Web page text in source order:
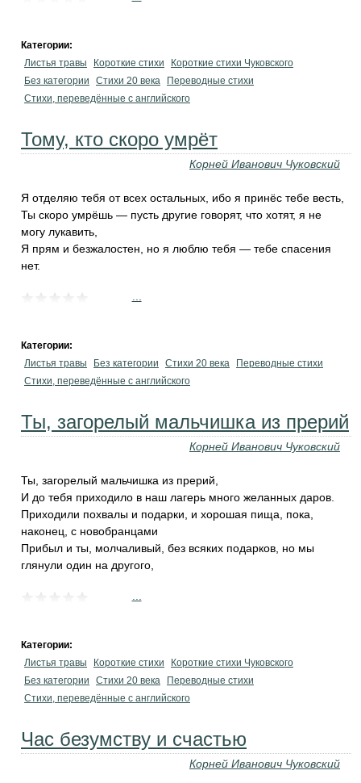
Категории:
Листья травы
Короткие стихи
Короткие стихи Чуковского
Без категории
Стихи 20 века
Переводные стихи
Стихи, переведённые с английского
Тому, кто скоро умрёт
Корней Иванович Чуковский
Я отделяю тебя от всех остальных, ибо я принёс тебе весть,
Ты скоро умрёшь — пусть другие говорят, что хотят, я не
могу лукавить,
Я прям и безжалостен, но я люблю тебя — тебе спасения
нет.
Категории:
Листья травы
Без категории Стихи 20 века
Переводные стихи
Стихи, переведённые с английского
Ты, загорелый мальчишка из прерий
Корней Иванович Чуковский
Ты, загорелый мальчишка из прерий,
И до тебя приходило в наш лагерь много желанных даров.
Приходили похвалы и подарки, и хорошая пища, пока,
наконец, с новобранцами
Прибыл и ты, молчаливый, без всяких подарков, но мы
глянули один на другого,
Категории:
Листья травы
Короткие стихи
Короткие стихи Чуковского
Без категории
Стихи 20 века
Переводные стихи
Стихи, переведённые с английского
Час безумству и счастью
Корней Иванович Чуковский